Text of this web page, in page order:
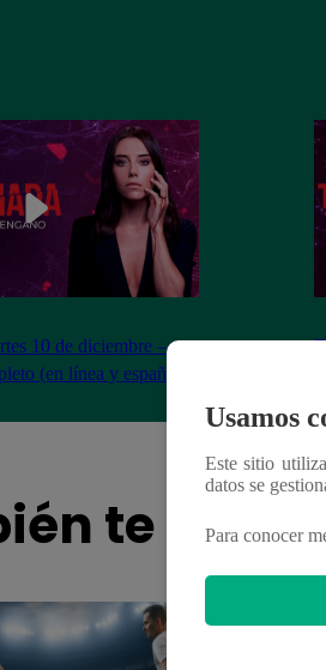
10 de diciembre –
(en línea y español)
te
Usamos
Este sitio
datos se
Para conocer